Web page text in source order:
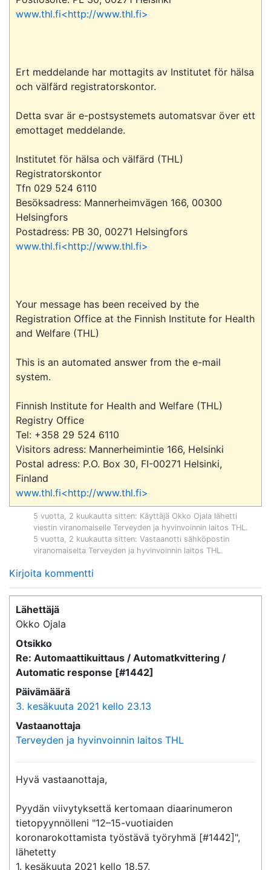
www.thl.fi<http://www.thl.fi>
Ert meddelande har mottagits av Institutet för hälsa
och välfärd registratorskontor.
Detta svar är e-postsystemets automatsvar över ett
emottaget meddelande.
Institutet för hälsa och välfärd (THL)
Registratorskontor
Tfn 029 524 6110
Besöksadress: Mannerheimvägen 166, 00300
Helsingfors
www.thl.fi<http://www.thl.fi>
Your message has been received by the
Registration Office at the Finnish Institute for Health
and Welfare (THL)
This is an automated answer from the e-mail
system.
Finnish Institute for Health and Welfare (THL)
Registry Office
Tel: +358 29 524 6110
Visitors adress: Mannerheimintie 166, Helsinki
Postal adress: P.O. Box 30, FI-00271 Helsinki,
www.thl.fi<http://www.thl.fi>
5 vuotta, 2 kuukautta sitten: Käyttäjä Okko Ojala lähetti
viestin viranomaiselle Terveyden ja hyvinvoinnin laitos THL.
5 vuotta, 2 kuukautta sitten: Vastaanotti sähköpostin
viranomaiselta Terveyden ja hyvinvoinnin laitos THL.
Kirjoita kommentti
Lähettäjä
Okko Ojala
Otsikko
Re: Automaattikuittaus / Automatkvittering /
Automatic response [#1442]
Päivämäärä
3. kesäkuuta 2021 kello 23.13
Vastaanottaja
Terveyden ja hyvinvoinnin laitos THL
Hyvä vastaanottaja,
Pyydän viivytyksettä kertomaan diaarinumeron
tietopyynnölleni "12–15-vuotiaiden
koronarokottamista työstävä työryhmä [#1442]",
lähetetty
1. kesäkuuta 2021 kello 18.57.